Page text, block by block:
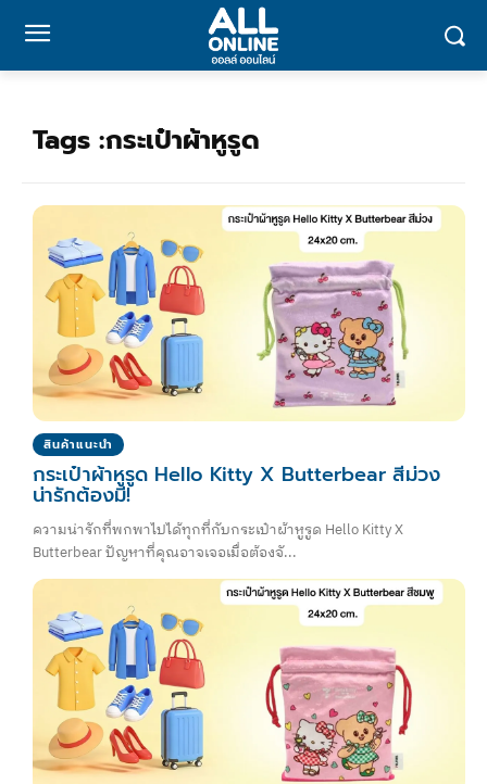
Tags :กระเป๋าผ้าหูรูด
สินค้าแนะนำ
กระเป๋าผ้าหูรูด Hello Kitty X Butterbear สีม่วง
น่ารักต้องมี!
ความน่ารักที่พกพาไปได้ทุกที่กับกระเป๋าผ้าหูรูด Hello Kitty X
Butterbear ปัญหาที่คุณอาจเจอเมื่อต้องจั...